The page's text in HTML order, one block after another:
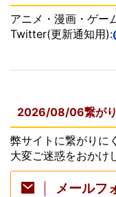
アニメ・漫画・ゲー
Twitter(更新通知用):
2026/08/06繋がり
弊サイトに繋がりに
大変ご迷惑をおかけ
メールフ